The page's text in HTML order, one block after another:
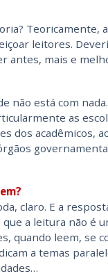
Teoricamente,
leitores.
antes, mais e
não está com
as
dos acadêmicos,
claro. E a
que a leitura não é
quando leem, se
a temas